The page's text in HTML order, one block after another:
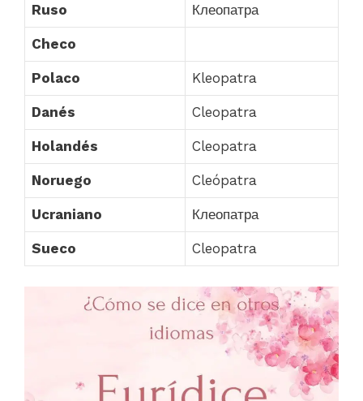
Ruso Клеопатра
Checo
Polaco Kleopatra
Danés Cleopatra
Holandés Cleopatra
Noruego Cleópatra
Ucraniano Клеопатра
Sueco Cleopatra